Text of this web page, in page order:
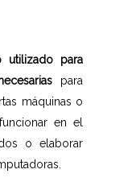
utilizado para
para
máquinas o
en el
o elaborar